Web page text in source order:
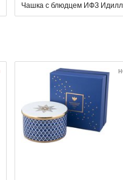
Чашка с блюдцем ИФЗ